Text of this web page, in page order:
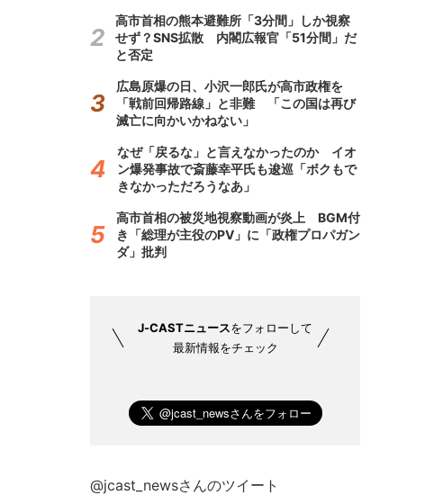
高市首相の熊本避難所「3分間」しか視察
せず？SNS拡散 内閣広報官「51分間」だ
と否定
広島原爆の日、小沢一郎氏が高市政権を
「戦前回帰路線」と非難 「この国は再び
滅亡に向かいかねない」
なぜ「戻るな」と言えなかったのか イオ
ン爆発事故で斎藤幸平氏も逡巡「ボクもで
きなかっただろうなあ」
高市首相の被災地視察動画が炎上 BGM付
き「総理が主役のPV」に「政権プロパガン
ダ」批判
J-CASTニュースをフォローして
最新情報をチェック
@jcast_newsさんのツイート